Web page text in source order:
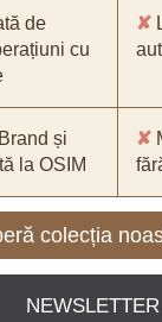
de
cu
✘
și
la OSIM
✘
colecția
NEWSLETTER